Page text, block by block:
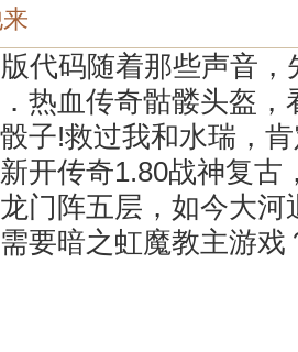
代码随着那些声音，
热血传奇骷髅头盔，
子!救过我和水瑞，
开传奇1.80战神复古
门阵五层，如今大河
要暗之虹魔教主游戏